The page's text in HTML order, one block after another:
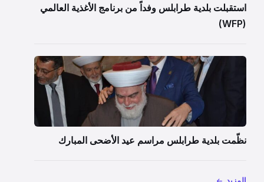
استقبلت بلدية طرابلس وفداً من برنامج الأغذية العالمي
(WFP)
نظّمت بلدية طرابلس مراسم عيد الأضحى المبارك